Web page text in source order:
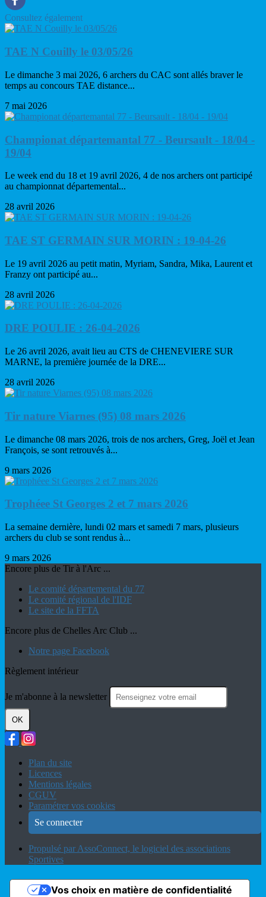
Consultez également
TAE N Couilly le 03/05/26
Le dimanche 3 mai 2026, 6 archers du CAC sont allés braver le
temps au concours TAE distance...
7 mai 2026
Championat départemantal 77 - Beursault - 18/04 -
19/04
Le week end du 18 et 19 avril 2026, 4 de nos archers ont participé
au championnat départemental...
28 avril 2026
TAE ST GERMAIN SUR MORIN : 19-04-26
Le 19 avril 2026 au petit matin, Myriam, Sandra, Mika, Laurent et
Franzy ont participé au...
28 avril 2026
DRE POULIE : 26-04-2026
Le 26 avril 2026, avait lieu au CTS de CHENEVIERE SUR
MARNE, la première journée de la DRE...
28 avril 2026
Tir nature Viarnes (95) 08 mars 2026
Le dimanche 08 mars 2026, trois de nos archers, Greg, Joël et Jean
François, se sont retrouvés à...
9 mars 2026
Trophéee St Georges 2 et 7 mars 2026
La semaine dernière, lundi 02 mars et samedi 7 mars, plusieurs
archers du club se sont rendus à...
9 mars 2026
Encore plus de Tir à l'Arc ...
Le comité départemental du 77
Le comité régional de l'IDF
Le site de la FFTA
Encore plus de Chelles Arc Club ...
Notre page Facebook
Règlement intérieur
Je m'abonne à la newsletter
OK
Plan du site
Licences
Mentions légales
CGUV
Paramétrer vos cookies
Se connecter
Propulsé par AssoConnect, le logiciel des associations
Sportives
Vos choix en matière de confidentialité